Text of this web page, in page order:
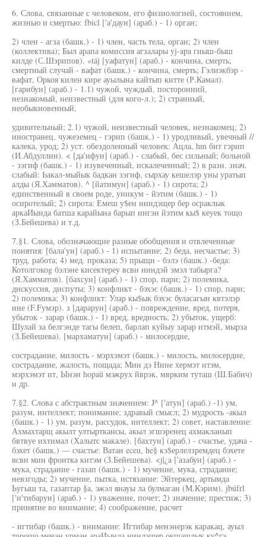
6. Слова, связанные с человеком, его физиологией, состоянием,
жизнью и смертью: fbicl ['а'даун] (араб.) - 1) орган;
2) член - агза (башк.) - 1) член, часть тела, орган; 2) член
(коллектива); Был арапа комиссия агзалары yj-apa гиыш-быш
килде (С.Шэрипов). »táj [уафатун] (араб.) - кончина, смерть;
смертный случай - вафат (башк.) - кончина, смерть; Гэлиэкбэр -
вафат, Оркоя килен кире ауылына кайтып китте (Р.Камал).
[гарибун] (араб.) - 1.1) чужой, чуждый, посторонний,
незнакомый, неизвестный (для кого-л.); 2) странный,
необыкновенный,
удивительный; 2.1) чужой, неизвестный человек, незнакомец; 2)
иностранец, чужеземец - гэрип (башк.) - 1) уродливый, увечный //
калека, урод; 2) уст. обездоленный человек: Ацла, hm бит гэрип
(И.Абдуллин). < [да'ифун] (араб.) - слабый, бес сильный; больной
- зэгиф (башк.) - 1) изувеченный, искалеченный; 2) в разн. знач.
слабый: Ьакал-мыйык бадкан зэгиф, сырхау кешелэр уны уратып
алды (Я.Хамматов). ^ [йатимун] (араб.) - 1) сирота; 2)
единственный в своем роде, уникум - йэтим (башк.) - 1)
осиротелый; 2) сирота: Емеш у$ен ниндэщер бер осраклык
аркаИында батша карайына барып ингэн йэтим кы$ кеуек тощо
(З.Бейешева) и т.д.
7.§1. Слова, обозначающие разные обобщения и отвлеченные
понятия: [бала'ун] (араб.) - 1) испытание; 2) беда, несчастье; 3)
труд, работа; 4) мед. проказа; 5) прыщи - бэлэ (башк.) -беда:
Котолгокоg бэлэне кисектереу всвн ниндэй эмэл табырга?
(Я.Хамматов). [бахсун] (араб.) - 1) спор, пари; 2) полемика,
дискуссия, диспуты; 3) конфликт - бэхэс (башк.) - 1) спор, пари;
2) полемика; 3) конфликт: Улар кы$ык бэхэс буласагын квтэлэр
ине (F.Fумэр). з [дарарун] (араб.) - повреждение, вред, потеря,
убыток - зарар (башк.) - 1) вред, вредность; 2) убыток, ущерб:
Шулай за белгэнде тагы белеп, барлап куйыу зарар итмэй, мырза
(З.Бейешева). [мархаматун] (араб.) - милосердие,
сострадание, милость - мэрхэмэт (башк.) - милость, милосердие,
сострадание, жалость, пощада; Мин дэ Нине хермэт итэм,
мэрхэмэт ит, Ынэн hopaü мэжрух йврэк, мврким туташ (Ш.Бабич)
и др.
7.§2. Слова с абстрактным значением: J^ ['атун] (араб.) -1) ум,
разум, интеллект; понимание; здравый смысл; 2) мудрость -акыл
(башк.) - 1) ум, разум, рассудок, интеллект; 2) совет, наставление:
Ахмахтарщ акылт ултырткансы, акыл эгшэренец ахмакланып
бвтвуе ихтимал (Халытс макале). [бахтун] (араб.) - счастье, удача -
бэхет (башк.) — счастье: Ватан eceu, he§ кэ$ерлелзремдец бэхете
всвн мин фронтка китэм (З.Бейешева). <j|¿a ['азабун] (араб.) -
мука, страдание - газап (башк.) - 1) мучение, мука, страдание;
невзгоды; 2) мучение, пытка, истязание: Эйтеркец, артымда
Ьугыш та, газаптар §а, эжэл янауы ла булмаган (М.Кэрим). jbúfrl
['и'тибарун] (араб.) - 1) уважение, почет; 2) значение; престиж; 3)
принятие во внимание; 4) соображение, расчет
- игтибар (башк.) - внимание: Игтибар менэнерэк каракац, ауыл